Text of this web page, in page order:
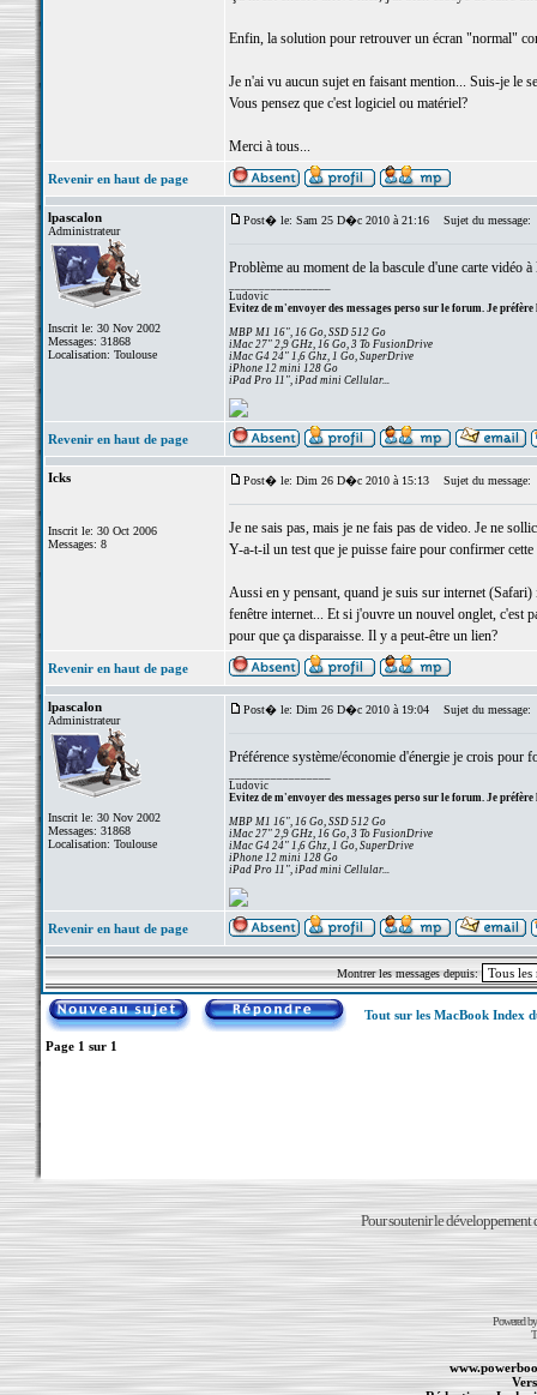
Enfin, la solution pour retrouver un écran "normal"
Je n'ai vu aucun sujet en faisant mention... Suis-je le
Vous pensez que c'est logiciel ou matériel?
Merci à tous...
Revenir en haut de page
lpascalon
Administrateur
Inscrit le: 30 Nov 2002
Messages: 31868
Localisation: Toulouse
Post� le: Sam 25 D�c 2010 à 21:16 Sujet du message:
Problème au moment de la bascule d'une carte vidéo à
Ludovic
Evitez de m'envoyer des messages perso sur le forum. Je préfère
MBP M1 16", 16 Go, SSD 512 Go
iMac 27" 2,9 GHz, 16 Go, 3 To FusionDrive
iMac G4 24" 1,6 Ghz, 1 Go, SuperDrive
iPhone 12 mini 128 Go
iPad Pro 11", iPad mini Cellular...
Revenir en haut de page
Icks
Inscrit le: 30 Oct 2006
Messages: 8
Post� le: Dim 26 D�c 2010 à 15:13 Sujet du message:
Je ne sais pas, mais je ne fais pas de video. Je ne
Y-a-t-il un test que je puisse faire pour confirmer cette
Aussi en y pensant, quand je suis sur internet
fenêtre internet... Et si j'ouvre un nouvel onglet, c'est
pour que ça disparaisse. Il y a peut-être un lien?
Revenir en haut de page
lpascalon
Administrateur
Inscrit le: 30 Nov 2002
Messages: 31868
Localisation: Toulouse
Post� le: Dim 26 D�c 2010 à 19:04 Sujet du message:
Préférence système/économie d'énergie je crois pour
Ludovic
Evitez de m'envoyer des messages perso sur le forum. Je préfère
MBP M1 16", 16 Go, SSD 512 Go
iMac 27" 2,9 GHz, 16 Go, 3 To FusionDrive
iMac G4 24" 1,6 Ghz, 1 Go, SuperDrive
iPhone 12 mini 128 Go
iPad Pro 11", iPad mini Cellular...
Revenir en haut de page
Montrer les messages depuis:
Tout sur les MacBook Index
Page 1 sur 1
Pour soutenir le développement
Powered